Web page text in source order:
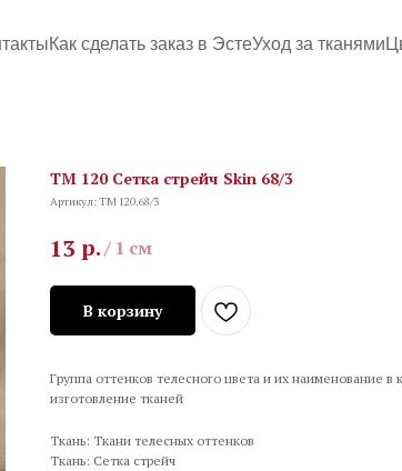
Как сделать заказ в ЭстеУход за тканями
TM 120 Сетка стрейч Skin 68/3
Артикул:TM 120.68/3
13 р./ 1 см
В корзину
Группа оттенков телесного цвета и их наименование в
изготовление тканей
Ткань: Ткани телесных оттенков
Ткань: Сетка стрейч